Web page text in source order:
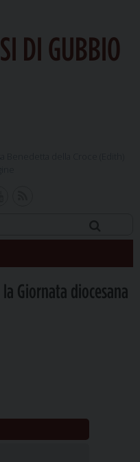
DI GUBBIO
Giornata diocesana